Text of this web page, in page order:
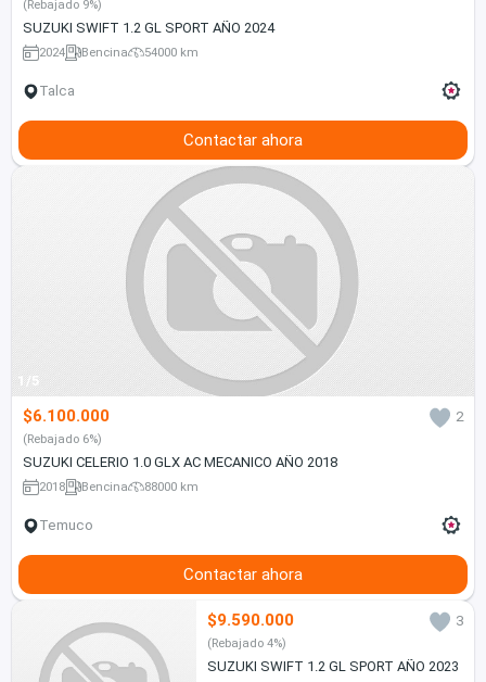
(Rebajado 9%)
SUZUKI SWIFT 1.2 GL SPORT AÑO 2024
2024 Bencina 54000 km
Talca
Contactar ahora
1/5
$6.100.000 2
(Rebajado 6%)
SUZUKI CELERIO 1.0 GLX AC MECANICO AÑO 2018
2018 Bencina 88000 km
Temuco
Contactar ahora
$9.590.000 3
(Rebajado 4%)
SUZUKI SWIFT 1.2 GL SPORT AÑO 2023